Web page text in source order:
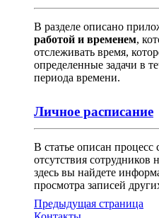
В разделе описано
работой и временем,
отслеживать время,
определенные задачи в
периода времени.
Личное расписание
В статье описан процесс
отсутствия сотрудников
здесь вы найдете
просмотра записей
Предыдущая страница